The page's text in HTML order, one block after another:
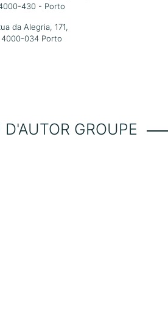
430 - Porto
da Alegria, 171,
4000-034 Porto
D'AUTOR GROUPE